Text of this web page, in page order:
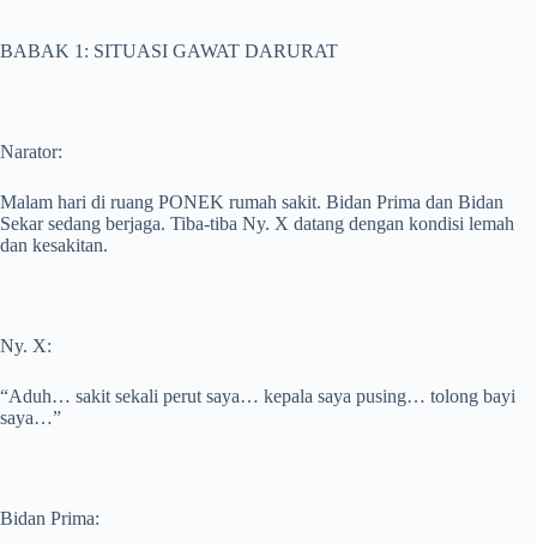
BABAK 1: SITUASI GAWAT DARURAT
Narator:
Malam hari di ruang PONEK rumah sakit. Bidan Prima dan Bidan
Sekar sedang berjaga. Tiba-tiba Ny. X datang dengan kondisi lemah
dan kesakitan.
Ny. X:
“Aduh… sakit sekali perut saya… kepala saya pusing… tolong bayi
saya…”
Bidan Prima: